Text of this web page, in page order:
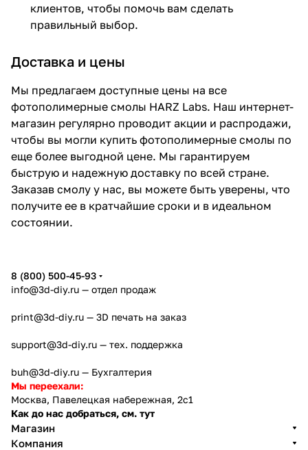
клиентов, чтобы помочь вам сделать
правильный выбор.
Доставка и цены
Мы предлагаем доступные цены на все
фотополимерные смолы HARZ Labs. Наш интернет-
магазин регулярно проводит акции и распродажи,
чтобы вы могли купить фотополимерные смолы по
еще более выгодной цене. Мы гарантируем
быструю и надежную доставку по всей стране.
Заказав смолу у нас, вы можете быть уверены, что
получите ее в кратчайшие сроки и в идеальном
состоянии.
8 (800) 500-45-93
info@3d-diy.ru — отдел продаж
print@3d-diy.ru — 3D печать на заказ
support@3d-diy.ru — тех. поддержка
buh@3d-diy.ru — Бухгалтерия
Мы переехали:
Москва, Павелецкая набережная, 2с1
Как до нас добраться, см. тут
Магазин
Компания